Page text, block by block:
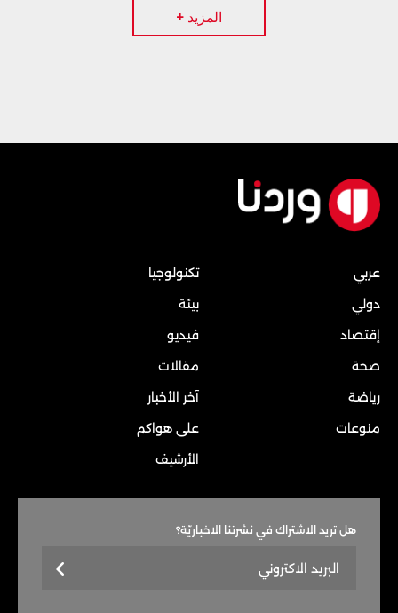
المزيد +
عربي
دولي
إقتصاد
صحة
رياضة
منوعات
تكنولوجيا
بيئة
فيديو
مقالات
آخر الأخبار
على هواكم
الأرشيف
هل تريد الاشتراك في نشرتنا الاخباريّة؟